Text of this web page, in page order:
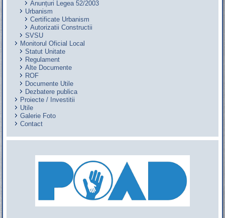
Anunțuri Legea 52/2003
Urbanism
Certificate Urbanism
Autorizatii Constructii
SVSU
Monitorul Oficial Local
Statut Unitate
Regulament
Alte Documente
ROF
Documente Utile
Dezbatere publica
Proiecte / Investitii
Utile
Galerie Foto
Contact